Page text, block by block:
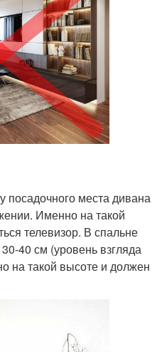
посадочного места дивана
Именно на такой
телевизор. В спальне
40 см (уровень взгляда
на такой высоте и должен